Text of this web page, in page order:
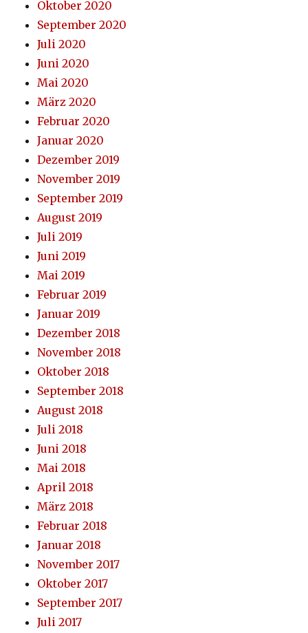
Oktober 2020
September 2020
Juli 2020
Juni 2020
Mai 2020
März 2020
Februar 2020
Januar 2020
Dezember 2019
November 2019
September 2019
August 2019
Juli 2019
Juni 2019
Mai 2019
Februar 2019
Januar 2019
Dezember 2018
November 2018
Oktober 2018
September 2018
August 2018
Juli 2018
Juni 2018
Mai 2018
April 2018
März 2018
Februar 2018
Januar 2018
November 2017
Oktober 2017
September 2017
Juli 2017